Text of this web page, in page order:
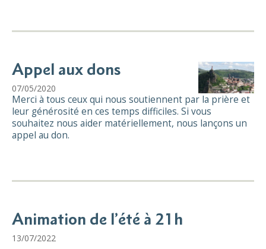
Appel aux dons
07/05/2020
Merci à tous ceux qui nous soutiennent par la prière et
leur générosité en ces temps difficiles. Si vous
souhaitez nous aider matériellement, nous lançons un
appel au don.
Animation de l’été à 21h
13/07/2022